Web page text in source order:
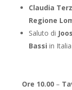
Claudia
Regione
Saluto di
Bassi in Italia
Ore 10.00–